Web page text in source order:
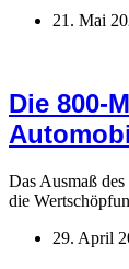
21. Mai
Die 800-
Das Ausmaß
die
29. April